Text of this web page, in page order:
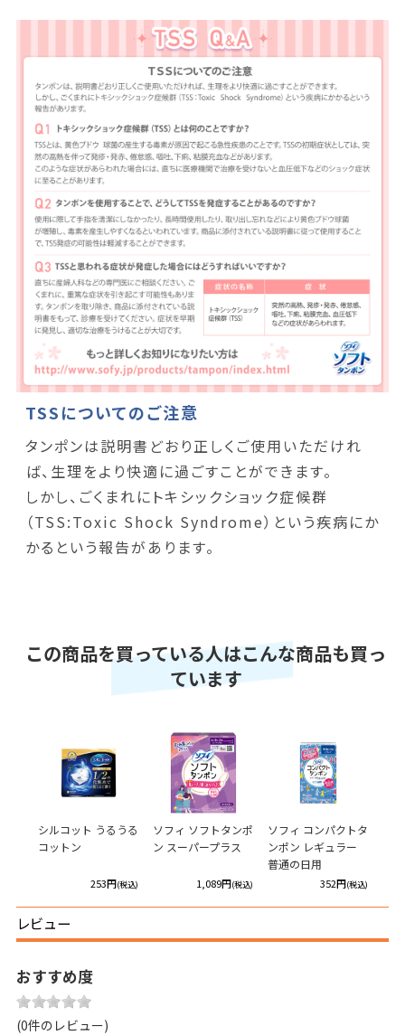
TSSについてのご注意
タンポンは説明書どおり正しくご使用いただけれ
ば、生理をより快適に過ごすことができます。
しかし、ごくまれにトキシックショック症候群
（TSS:Toxic Shock Syndrome）という疾病にか
かるという報告があります。
この商品を買っている人はこんな商品も買っ
ています
シルコット うるうる
コットン
253円(税込)
ソフィ ソフトタンポ
ン スーパープラス
1,089円(税込)
ソフィ コンパクトタ
ンポン レギュラー
普通の日用
352円(税込)
レビュー
おすすめ度
(0件のレビュー)